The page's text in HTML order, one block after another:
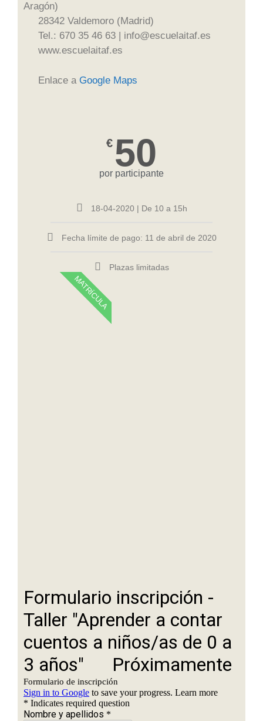
Aragón)
28342 Valdemoro (Madrid)
Tel.: 670 35 46 63 | info@escuelaitaf.es
www.escuelaitaf.es
Enlace a Google Maps
€ 50
por participante
18-04-2020 | De 10 a 15h
Fecha límite de pago: 11 de abril de 2020
Plazas limitadas
MATRÍCULA